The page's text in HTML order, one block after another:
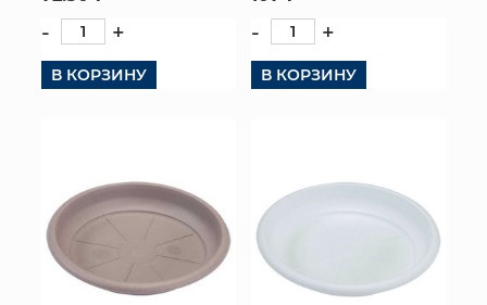
- +
В КОРЗИНУ
- +
В КОРЗИНУ